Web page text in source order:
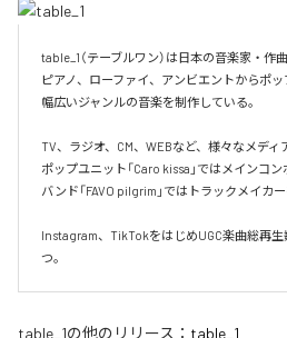
table_1（テーブルワン）は日本の音楽家・作曲
ピアノ、ローファイ、アンビエントからポッ
幅広いジャンルの音楽を制作している。
TV、ラジオ、CM、WEBなど、様々なメディ
ポップユニット「Caro kissa」ではメインコン
バンド「FAVO pilgrim」ではトラックメイカー
Instagram、TikTokをはじめUGC楽曲総再
つ。
table_1の他のリリース： table_1